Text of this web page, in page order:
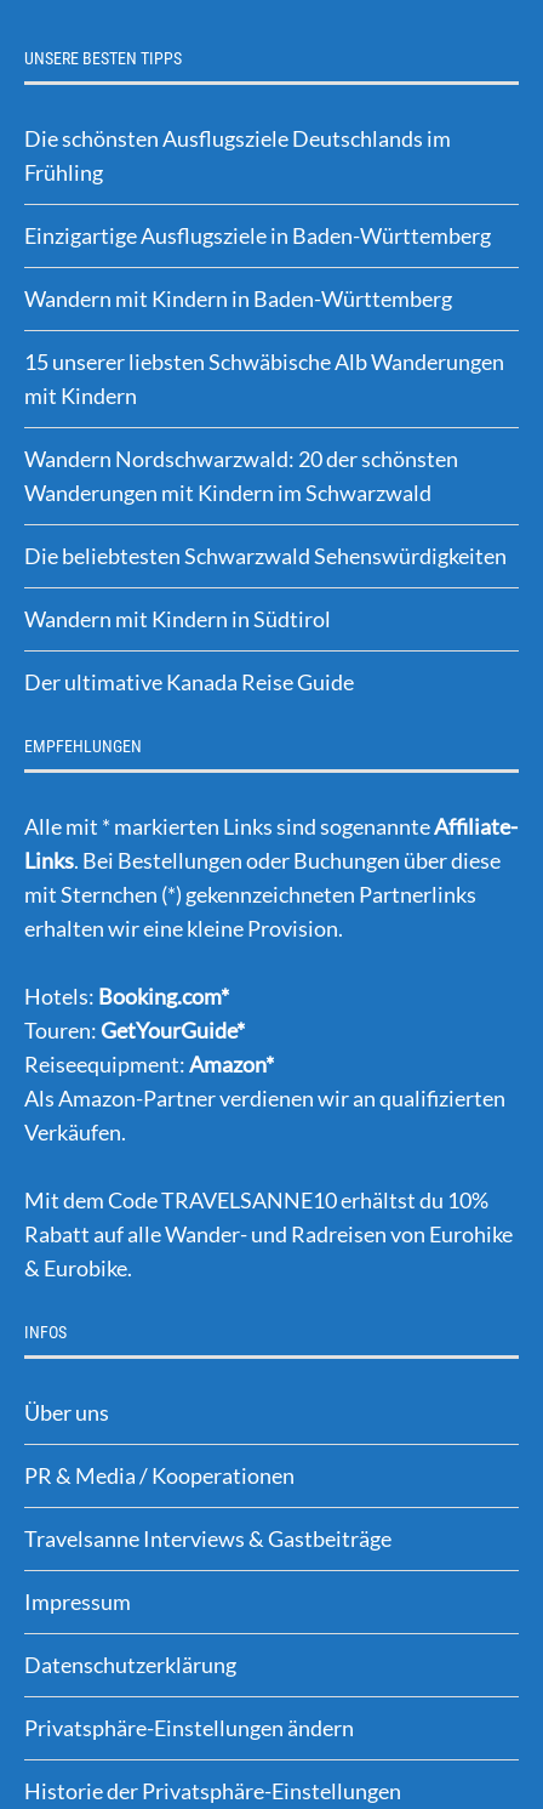
UNSERE BESTEN TIPPS
Die schönsten Ausflugsziele Deutschlands im
Frühling
Einzigartige Ausflugsziele in Baden-Württemberg
Wandern mit Kindern in Baden-Württemberg
15 unserer liebsten Schwäbische Alb Wanderungen
mit Kindern
Wandern Nordschwarzwald: 20 der schönsten
Wanderungen mit Kindern im Schwarzwald
Die beliebtesten Schwarzwald Sehenswürdigkeiten
Wandern mit Kindern in Südtirol
Der ultimative Kanada Reise Guide
EMPFEHLUNGEN
Alle mit * markierten Links sind sogenannteAffiliate-
Links. Bei Bestellungen oder Buchungen über diese
mit Sternchen (*) gekennzeichneten Partnerlinks
erhalten wir eine kleine Provision.
Hotels: Booking.com*
Touren:GetYourGuide*
Reiseequipment:Amazon*
Als Amazon-Partner verdienen wir an qualifizierten
Verkäufen.
Mit dem Code TRAVELSANNE10 erhältst du 10%
Rabatt auf alle Wander- und Radreisen von Eurohike
& Eurobike.
INFOS
Über uns
PR & Media / Kooperationen
Travelsanne Interviews & Gastbeiträge
Impressum
Datenschutzerklärung
Privatsphäre-Einstellungen ändern
Historie der Privatsphäre-Einstellungen